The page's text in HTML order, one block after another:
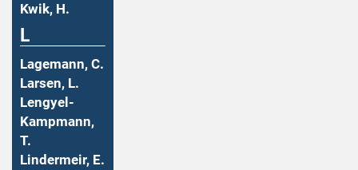
Kwik, H.
L
Lagemann, C.
Larsen, L.
Lengyel-
Kampmann,
T.
Lindermeir, E.